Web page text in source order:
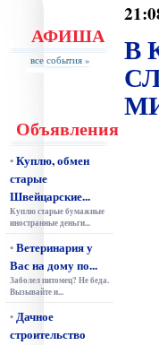
АФИША
все события »
Объявления
•Куплю, обмен
старые
Швейцарские...
Куплю старые бумажные
иностранные деньги...
•Ветеринария у
Вас на дому по...
Заболел питомец? Не беда.
Вызывайте и...
•Дачное
строительство
В